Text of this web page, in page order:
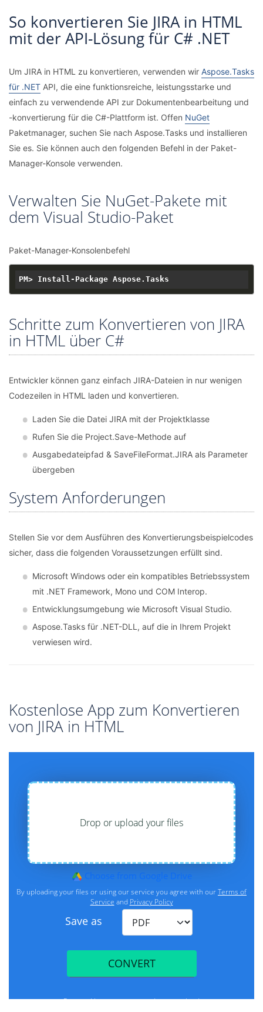
So konvertieren Sie JIRA in HTML
mit der API-Lösung für C# .NET
Um JIRA in HTML zu konvertieren, verwenden wir Aspose.Tasks
für .NET API, die eine funktionsreiche, leistungsstarke und
einfach zu verwendende API zur Dokumentenbearbeitung und
-konvertierung für die C#-Plattform ist. Offen NuGet
Paketmanager, suchen Sie nach Aspose.Tasks und installieren
Sie es. Sie können auch den folgenden Befehl in der Paket-
Manager-Konsole verwenden.
Verwalten Sie NuGet-Pakete mit
dem Visual Studio-Paket
Paket-Manager-Konsolenbefehl
Schritte zum Konvertieren von JIRA
in HTML über C#
Entwickler können ganz einfach JIRA-Dateien in nur wenigen
Codezeilen in HTML laden und konvertieren.
Laden Sie die Datei JIRA mit der Projektklasse
Rufen Sie die Project.Save-Methode auf
Ausgabedateipfad & SaveFileFormat.JIRA als Parameter
übergeben
System Anforderungen
Stellen Sie vor dem Ausführen des Konvertierungsbeispielcodes
sicher, dass die folgenden Voraussetzungen erfüllt sind.
Microsoft Windows oder ein kompatibles Betriebssystem
mit .NET Framework, Mono und COM Interop.
Entwicklungsumgebung wie Microsoft Visual Studio.
Aspose.Tasks für .NET-DLL, auf die in Ihrem Projekt
verwiesen wird.
Kostenlose App zum Konvertieren
von JIRA in HTML